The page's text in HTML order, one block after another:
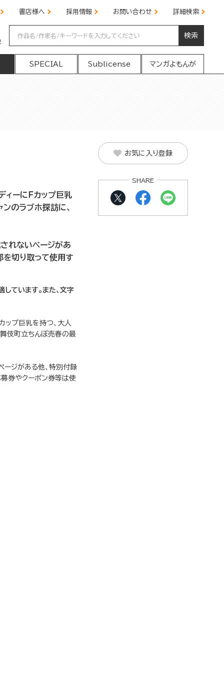
書店様へ 採用情報 お問い合わせ 詳細検索
検索
SPECIAL Sublicense マンガよもんが
ーにＦカップ巨乳
のラブホ探訪に、
れないページがあ
を切り取って使用す
ています。また、文字
プ巨乳を持つ、大人
伎町立ちんぼ売春の最
ージがある他、特別付録
募券やクーポン券等は使
お気に入り登録
SHARE